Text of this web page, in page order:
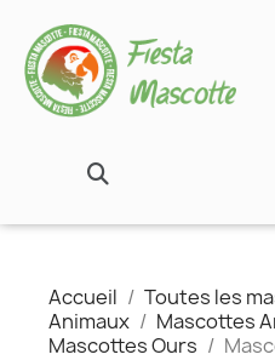
Accueil Toutes les
Animaux
Mascottes
Mascottes Ours